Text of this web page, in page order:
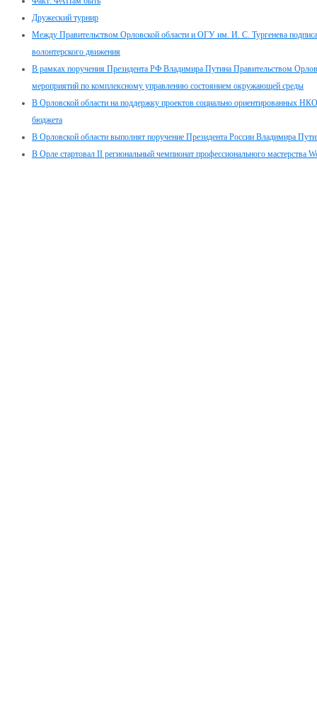
Дружеский турнир
Между Правительством Орловской области и ОГУ им. И. С. Тургенева
волонтерского движения
В рамках поручения Президента РФ Владимира Путина Правительством
мероприятий по комплексному управлению состоянием окружающей среды
В Орловской области на поддержку проектов социально ориентированных
бюджета
В Орловской области выполнят поручение Президента России Владимира
В Орле стартовал II региональный чемпионат профессионального мастерства